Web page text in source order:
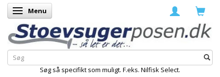
Skifte navigation
Menu
Søg så specifikt som muligt. F.eks. Nilfisk Select.